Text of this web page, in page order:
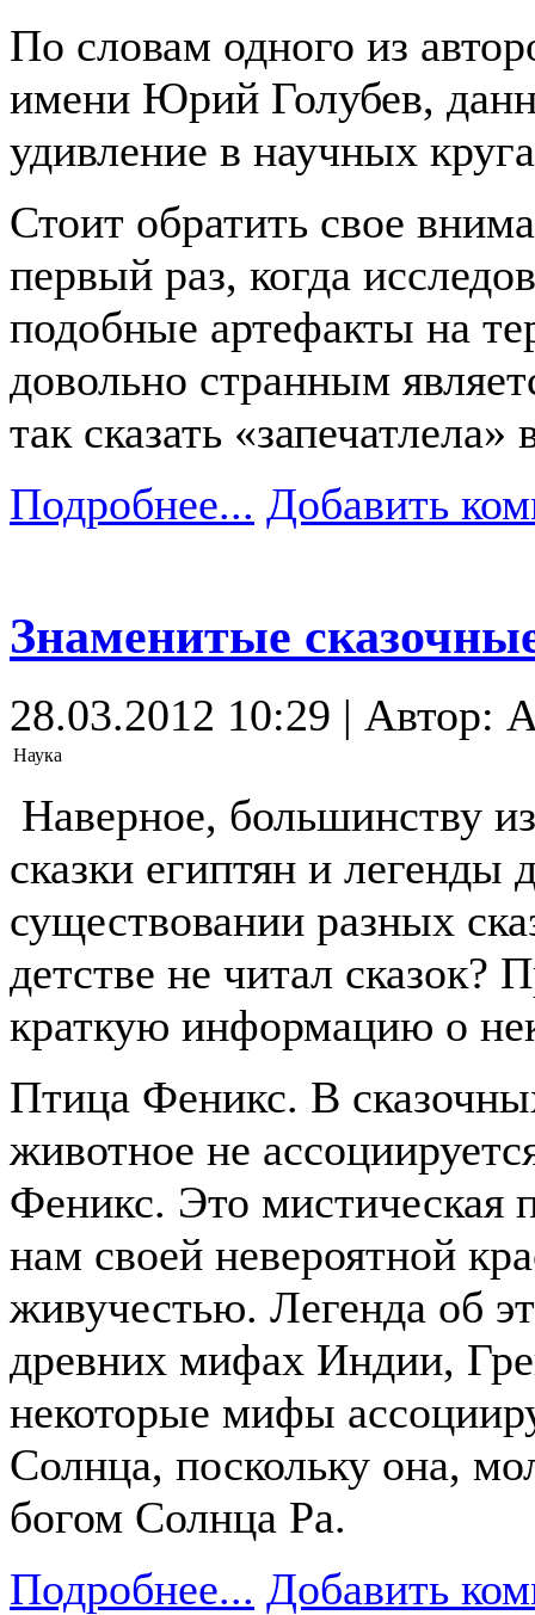
По словам одного из
имени Юрий Голубев,
удивление в научных
Стоит обратить свое
первый раз, когда
подобные артефакты на
довольно странным
так сказать «запечатлела»
Подробнее... Добавить
Знаменитые
28.03.2012 10:29 | Автор:
Наука
Наверное, большинству
сказки египтян и легенды
существовании разных
детстве не читал
краткую информацию о
Птица Феникс. В
животное не
Феникс. Это мистическая
нам своей невероятной
живучестью. Легенда об
древних мифах Индии,
некоторые мифы
Солнца, поскольку она,
богом Солнца Ра.
Подробнее... Добавить